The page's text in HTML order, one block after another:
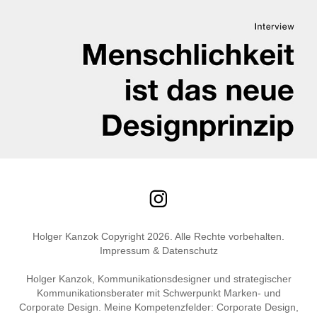
Holger Kanzok Copyright 2026. Alle Rechte vorbehalten.
Impressum & Datenschutz
Holger Kanzok, Kommunikationsdesigner und strategischer
Kommunikationsberater mit Schwerpunkt Marken- und
Corporate Design. Meine Kompetenzfelder: Corporate Design,